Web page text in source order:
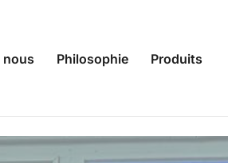
nous Philosophie Produits